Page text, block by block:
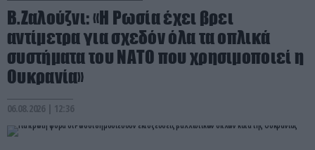
Β.Ζαλούζνι: «Η Ρωσία έχει βρει
αντίμετρα για σχεδόν όλα τα οπλικά
συστήματα του ΝΑΤΟ που χρησιμοποιεί η
Ουκρανία»
06.08.2026 | 12:36